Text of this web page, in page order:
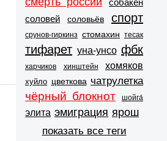
соловей
соловьёв спорт
срунов-гиркинз стомахин тесак
тифарет уна-унсо фбк
харчиков хинштейн хомяков
хуйло цветкова чатрулетка
чёрный блокнот шойга́
элита эмиграция ярош
показать все теги